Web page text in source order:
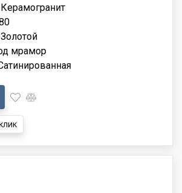
мрамор